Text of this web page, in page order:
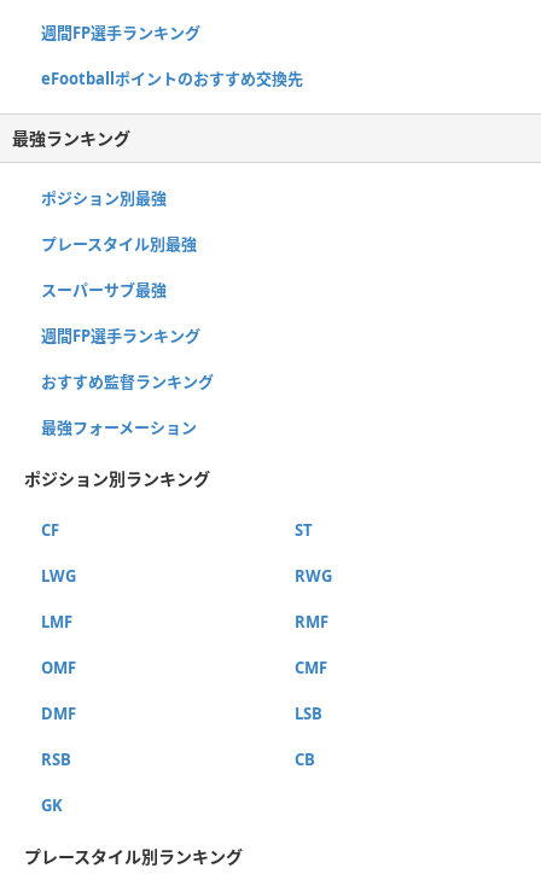
週間FP選手ランキング
eFootballポイントのおすすめ交換先
最強ランキング
ポジション別最強
プレースタイル別最強
スーパーサブ最強
週間FP選手ランキング
おすすめ監督ランキング
最強フォーメーション
ポジション別ランキング
CF ST
LWG RWG
LMF RMF
OMF CMF
DMF LSB
RSB CB
GK
プレースタイル別ランキング